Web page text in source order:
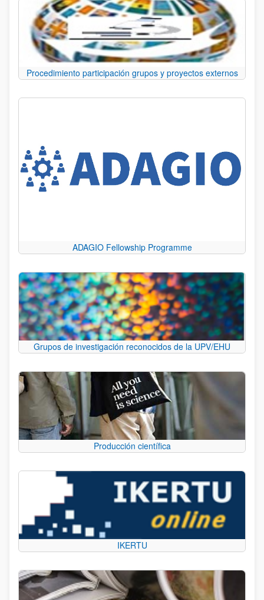
Procedimiento participación grupos y proyectos externos
ADAGIO Fellowship Programme
Grupos de investigación reconocidos de la UPV/EHU
Producción científica
IKERTU